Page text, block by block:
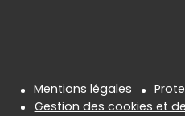
Mentions légales
Gestion des cookies et